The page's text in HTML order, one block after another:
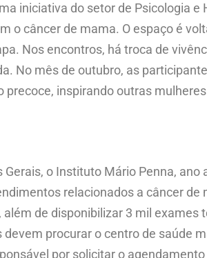
iniciativa do setor de Psicologia
o câncer de mama. O espaço é
Nos encontros, há troca de
No mês de outubro, as
inspirando outras
o Instituto Mário Penna,
relacionados a câncer
de disponibilizar 3 mil
devem procurar o centro de saúde
por solicitar o